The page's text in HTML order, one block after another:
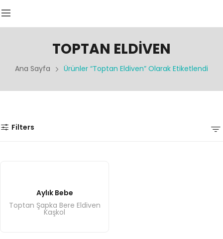
TOPTAN ELDIVEN
Ana Sayfa Ürünler “Toptan Eldiven” Olarak Etiketlendi
Filters
Aylık Bebe
Toptan Şapka Bere Eldiven
Kaşkol